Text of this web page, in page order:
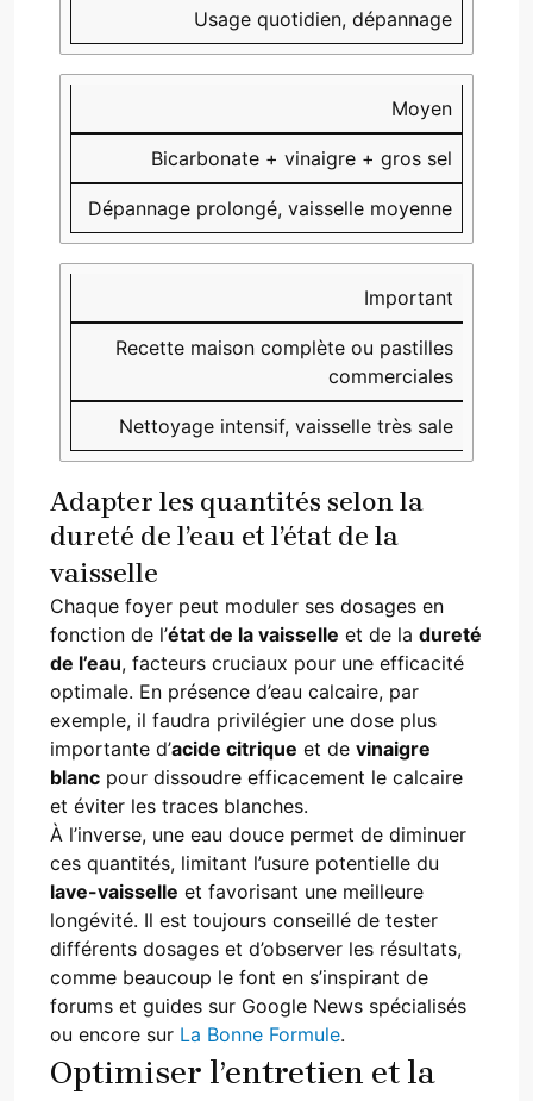
Usage quotidien, dépannage
Moyen
Bicarbonate + vinaigre + gros sel
Dépannage prolongé, vaisselle moyenne
Important
Recette maison complète ou pastilles
commerciales
Nettoyage intensif, vaisselle très sale
Adapter les quantités selon la
dureté de l’eau et l’état de la
vaisselle
Chaque foyer peut moduler ses dosages en
fonction de l’état de la vaisselle et de la dureté
de l’eau, facteurs cruciaux pour une efficacité
optimale. En présence d’eau calcaire, par
exemple, il faudra privilégier une dose plus
importante d’acide citrique et de vinaigre
blanc pour dissoudre efficacement le calcaire
et éviter les traces blanches.
À l’inverse, une eau douce permet de diminuer
ces quantités, limitant l’usure potentielle du
lave-vaisselle et favorisant une meilleure
longévité. Il est toujours conseillé de tester
différents dosages et d’observer les résultats,
comme beaucoup le font en s’inspirant de
forums et guides sur Google News spécialisés
ou encore sur La Bonne Formule.
Optimiser l’entretien et la